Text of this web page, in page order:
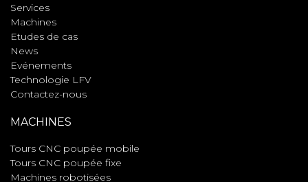
Services
Machines
Etudes de cas
News
Evénements
Technologie LFV
Contactez-nous
MACHINES
Tours CNC poupée mobile
Tours CNC poupée fixe
Machines robotisées